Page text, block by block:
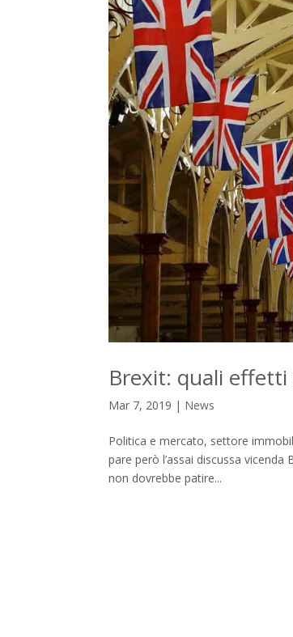
Brexit: quali
Mar 7, 2019 | News
Politica e mercato, settore
pare però l’assai discussa
non dovrebbe patire...